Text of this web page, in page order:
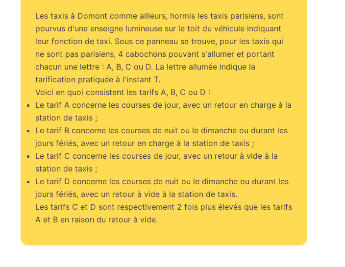
Les taxis à Domont comme ailleurs, hormis les taxis parisiens, sont
pourvus d'une enseigne lumineuse sur le toit du véhicule indiquant
leur fonction de taxi. Sous ce panneau se trouve, pour les taxis qui
ne sont pas parisiens, 4 cabochons pouvant s'allumer et portant
chacun une lettre : A, B, C ou D. La lettre allumée indique la
tarification pratiquée à l'instant T.
Voici en quoi consistent les tarifs A, B, C ou D :
Le tarif A concerne les courses de jour, avec un retour en charge à la
station de taxis ;
Le tarif B concerne les courses de nuit ou le dimanche ou durant les
jours fériés, avec un retour en charge à la station de taxis ;
Le tarif C concerne les courses de jour, avec un retour à vide à la
station de taxis ;
Le tarif D concerne les courses de nuit ou le dimanche ou durant les
jours fériés, avec un retour à vide à la station de taxis.
Les tarifs C et D sont respectivement 2 fois plus élevés que les tarifs
A et B en raison du retour à vide.